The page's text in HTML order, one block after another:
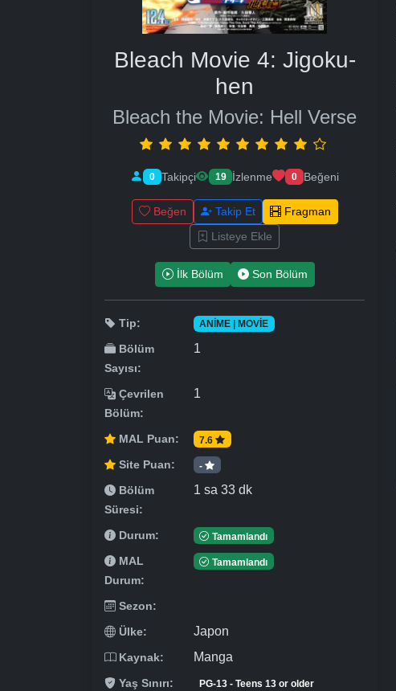
Bleach Movie 4: Jigoku-
hen
Bleach the Movie: Hell Verse
0 Takipçi 19 İzlenme 0 Beğeni
Beğen Takip Et
Fragman
Listeye Ekle
İlk Bölüm Son Bölüm
Tip: ANIME | MOVIE
Bölüm
Sayısı:
1
Çevrilen
Bölüm:
1
MAL Puan: 7.6
Site Puan: -
Bölüm
Süresi:
1 sa 33 dk
Durum: Tamamlandı
MAL
Durum:
Tamamlandı
Sezon:
Ülke:
Japon
Kaynak: Manga
Yaş Sınırı: PG-13 - Teens 13 or older